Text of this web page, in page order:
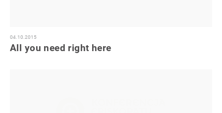
04.10.2015
All you need right here